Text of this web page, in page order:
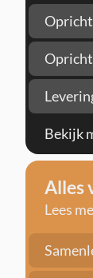
Bekijk
Alles
Lees